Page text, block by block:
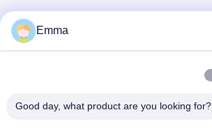
Emma
Good day, what product are you looking for?